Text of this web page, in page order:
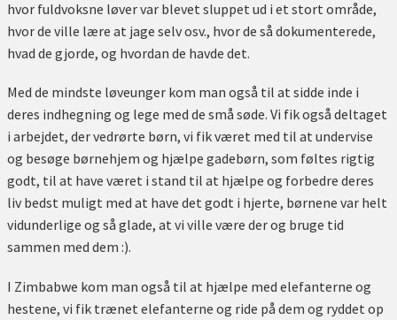
hvor fuldvoksne løver var blevet sluppet ud i et stort område,
hvor de ville lære at jage selv osv., hvor de så dokumenterede,
hvad de gjorde, og hvordan de havde det.
Med de mindste løveunger kom man også til at sidde inde i
deres indhegning og lege med de små søde. Vi fik også deltaget
i arbejdet, der vedrørte børn, vi fik været med til at undervise
og besøge børnehjem og hjælpe gadebørn, som føltes rigtig
godt, til at have været i stand til at hjælpe og forbedre deres
liv bedst muligt med at have det godt i hjerte, børnene var helt
vidunderlige og så glade, at vi ville være der og bruge tid
sammen med dem :).
I Zimbabwe kom man også til at hjælpe med elefanterne og
hestene, vi fik trænet elefanterne og ride på dem og ryddet op